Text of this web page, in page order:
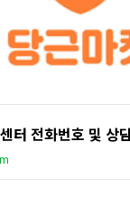
터 전화번호 및 상